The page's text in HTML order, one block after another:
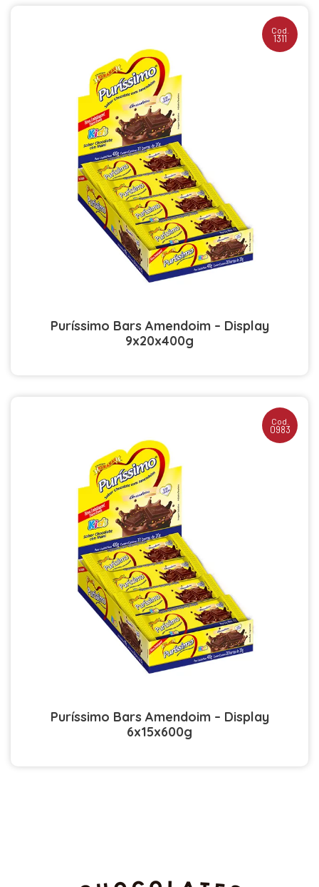
Cod.
1311
Puríssimo Bars Amendoim – Display
9x20x400g
Cod.
0983
Puríssimo Bars Amendoim – Display
6x15x600g